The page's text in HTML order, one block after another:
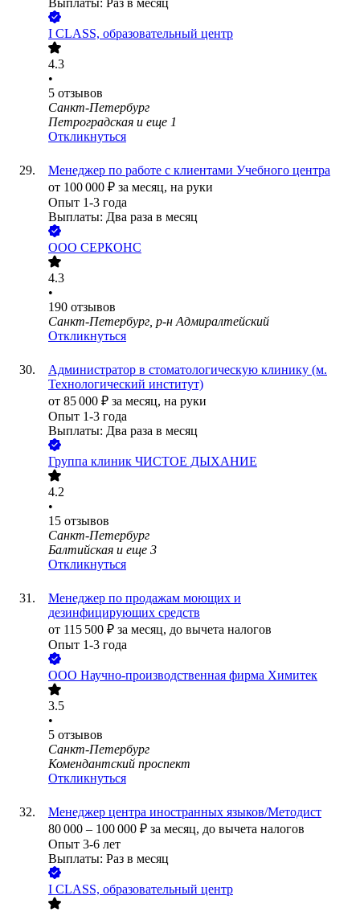
Выплаты: Раз в месяц
I CLASS, образовательный центр
4.3
•
5 отзывов
Санкт-Петербург
Петроградская и еще 1
Откликнуться
Менеджер по работе с клиентами Учебного центра
от 100 000 ₽ за месяц, на руки
Опыт 1-3 года
Выплаты: Два раза в месяц
ООО СЕРКОНС
4.3
•
190 отзывов
Санкт-Петербург, р-н Адмиралтейский
Откликнуться
Администратор в стоматологическую клинику (м.
Технологический институт)
от 85 000 ₽ за месяц, на руки
Опыт 1-3 года
Выплаты: Два раза в месяц
Группа клиник ЧИСТОЕ ДЫХАНИЕ
4.2
•
15 отзывов
Санкт-Петербург
Балтийская и еще 3
Откликнуться
Менеджер по продажам моющих и
дезинфицирующих средств
от 115 500 ₽ за месяц, до вычета налогов
Опыт 1-3 года
ООО Научно-производственная фирма Химитек
3.5
•
5 отзывов
Санкт-Петербург
Комендантский проспект
Откликнуться
Менеджер центра иностранных языков/Методист
80 000 – 100 000 ₽ за месяц, до вычета налогов
Опыт 3-6 лет
Выплаты: Раз в месяц
I CLASS, образовательный центр